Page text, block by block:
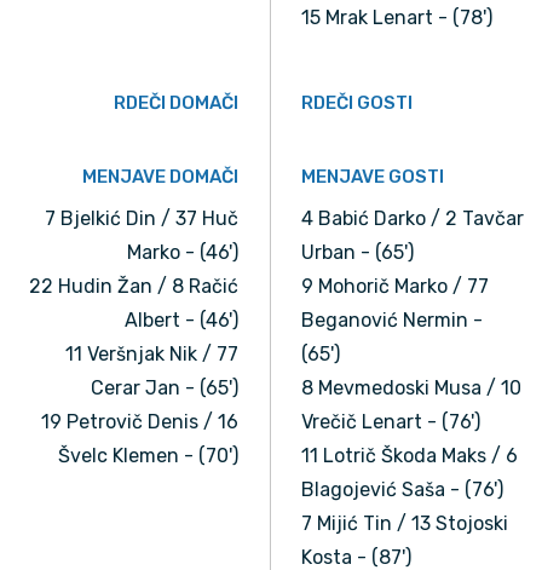
15 Mrak Lenart - (78')
RDEČI DOMAČI RDEČI GOSTI
MENJAVE DOMAČI
7 Bjelkić Din / 37 Huč
Marko - (46')
22 Hudin Žan / 8 Račić
Albert - (46')
11 Veršnjak Nik / 77
Cerar Jan - (65')
19 Petrovič Denis / 16
Švelc Klemen - (70')
MENJAVE GOSTI
4 Babić Darko / 2 Tavčar
Urban - (65')
9 Mohorič Marko / 77
Beganović Nermin -
(65')
8 Mevmedoski Musa / 10
Vrečič Lenart - (76')
11 Lotrič Škoda Maks / 6
Blagojević Saša - (76')
7 Mijić Tin / 13 Stojoski
Kosta - (87')